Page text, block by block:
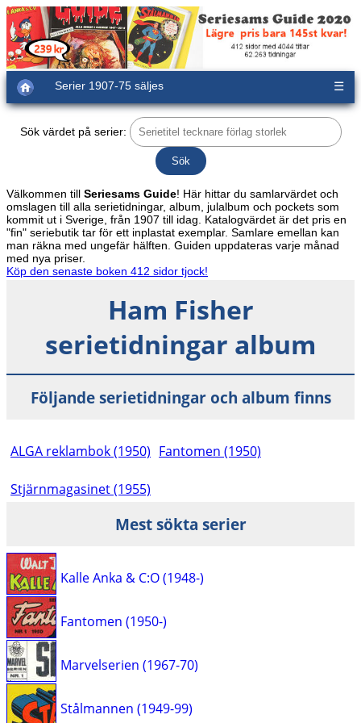
Serier 1907-75 säljes ☰
Sök värdet på serier:
Välkommen till Seriesams Guide! Här hittar du samlarvärdet och
omslagen till alla serietidningar, album, julalbum och pockets som
kommit ut i Sverige, från 1907 till idag. Katalogvärdet är det pris en
"fin" seriebutik tar för ett inplastat exemplar. Samlare emellan kan
man räkna med ungefär hälften. Guiden uppdateras varje månad
med nya priser.
Köp den senaste boken 412 sidor tjock!
Ham Fisher
serietidningar album
Följande serietidningar och album finns
ALGA reklambok (1950) Fantomen (1950)
Stjärnmagasinet (1955)
Mest sökta serier
Kalle Anka & C:O (1948-)
Fantomen (1950-)
Marvelserien (1967-70)
Stålmannen (1949-99)